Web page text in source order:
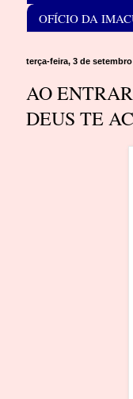
OFÍCIO DA
terça-feira, 3 de setembro
AO
DEUS TE